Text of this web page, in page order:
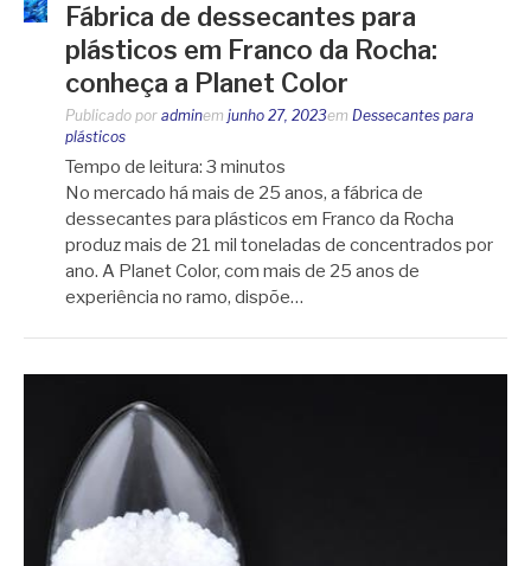
Fábrica de dessecantes para
plásticos em Franco da Rocha:
conheça a Planet Color
Publicado por adminem junho 27, 2023em Dessecantes para
plásticos
Tempo de leitura: 3 minutos
No mercado há mais de 25 anos, a fábrica de
dessecantes para plásticos em Franco da Rocha
produz mais de 21 mil toneladas de concentrados por
ano. A Planet Color, com mais de 25 anos de
experiência no ramo, dispõe…